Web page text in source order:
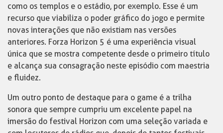
como os templos e o estádio, por exemplo. Esse é um
recurso que viabiliza o poder gráfico do jogo e permite
novas interações que não existiam nas versões
anteriores. Forza Horizon 5 é uma experiência visual
única que se mostra competente desde o primeiro título
e alcança sua consagração neste episódio com maestria
e fluidez.
Um outro ponto de destaque para o game é a trilha
sonora que sempre cumpriu um excelente papel na
imersão do festival Horizon com uma seleção variada e